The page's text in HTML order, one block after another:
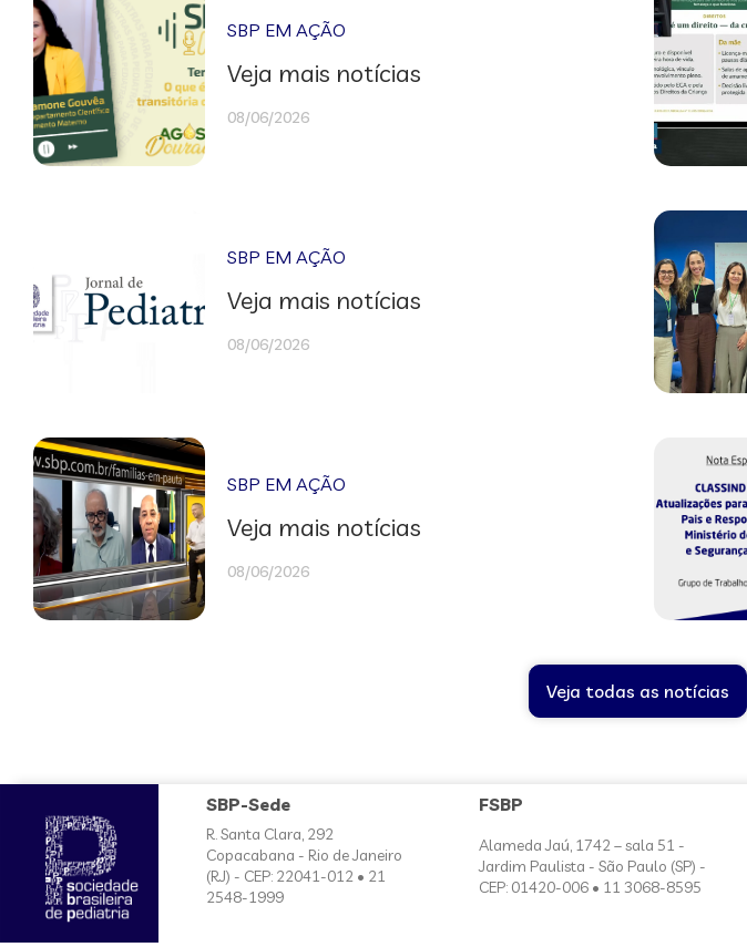
SBP EM AÇÃO
Veja mais notícias
08/06/2026
SBP EM AÇÃO
Veja mais notícias
08/06/2026
SBP EM AÇÃO
Veja mais notícias
08/06/2026
Veja todas as notícias
SBP-Sede
R. Santa Clara, 292
Copacabana - Rio de Janeiro
(RJ) - CEP: 22041-012 • 21
2548-1999
FSBP
Alameda Jaú, 1742 – sala 51 -
Jardim Paulista - São Paulo (SP) -
CEP: 01420-006 • 11 3068-8595